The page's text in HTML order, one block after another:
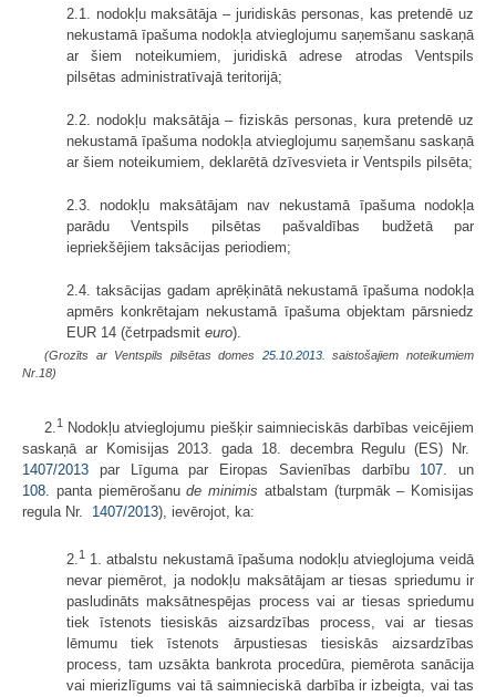
2.1. nodokļu maksātāja – juridiskās personas, kas pretendē uz
nekustamā īpašuma nodokļa atvieglojumu saņemšanu saskaņā
ar šiem noteikumiem, juridiskā adrese atrodas Ventspils
pilsētas administratīvajā teritorijā;
2.2. nodokļu maksātāja – fiziskās personas, kura pretendē uz
nekustamā īpašuma nodokļa atvieglojumu saņemšanu saskaņā
ar šiem noteikumiem, deklarētā dzīvesvieta ir Ventspils pilsēta;
2.3. nodokļu maksātājam nav nekustamā īpašuma nodokļa
parādu Ventspils pilsētas pašvaldības budžetā par
iepriekšējiem taksācijas periodiem;
2.4. taksācijas gadam aprēķinātā nekustamā īpašuma nodokļa
apmērs konkrētajam nekustamā īpašuma objektam pārsniedz
EUR 14 (četrpadsmit euro).
(Grozīts ar Ventspils pilsētas domes 25.10.2013.
saistošajiem noteikumiem
Nr.18)
2. 1
Nodokļu atvieglojumu piešķir saimnieciskās darbības veicējiem
saskaņā ar Komisijas 2013. gada 18. decembra Regulu (ES) Nr.
1407/2013 par Līguma par Eiropas Savienības darbību 107. un
108.
panta piemērošanude minimis atbalstam (turpmāk – Komisijas
regula Nr. 1407/2013), ievērojot, ka:
2.1 1. atbalstu nekustamā īpašuma nodokļu atvieglojuma veidā
nevar piemērot, ja nodokļu maksātājam ar tiesas spriedumu ir
pasludināts maksātnespējas process vai ar tiesas spriedumu
tiek īstenots tiesiskās aizsardzības process, vai ar tiesas
lēmumu tiek īstenots ārpustiesas tiesiskās aizsardzības
process, tam uzsākta bankrota procedūra, piemērota sanācija
vai mierizlīgums vai tā saimnieciskā darbība ir izbeigta, vai tas